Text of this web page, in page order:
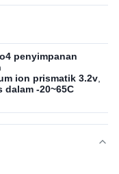
penyimpanan
ion prismatik 3.2v
dalam -20~65C